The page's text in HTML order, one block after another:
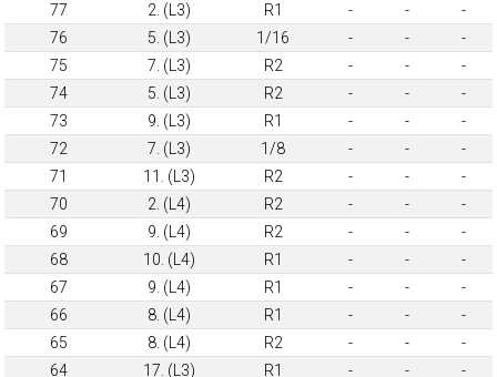
77
2. (L3) R1 - -
-
76
5. (L3) 1/16 - -
-
75
7. (L3) R2 - -
-
74
5. (L3) R2 - -
-
73
9. (L3) R1 - -
-
72
7. (L3) 1/8 - -
-
71
11. (L3) R2 - -
-
70
2. (L4) R2 - -
-
69
9. (L4) R2 - -
-
68
10. (L4) R1 - -
-
67
9. (L4) R1 - -
-
66
8. (L4) R1 - -
-
65
8. (L4) R2 - -
-
64
17. (L3) R1 - -
-